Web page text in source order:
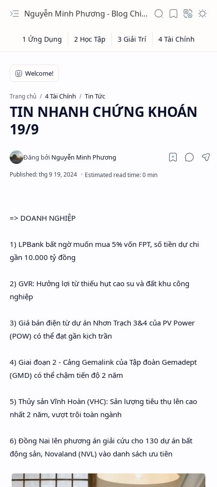
Nguyễn Minh Phương - Blog Chia sẻ Kiến thức Chứng khoán & Tài liệu Toán học
Hidden Menu
Trang chủ 4 Tài Chính Tin Tức
TIN NHANH CHỨNG KHOÁN
19/9
=> DOANH NGHIỆP
1) LPBank bất ngờ muốn mua 5% vốn FPT, số tiền dự chi
gần 10.000 tỷ đồng
2) GVR: Hưởng lợi từ thiếu hụt cao su và đất khu công
nghiệp
3) Giá bán điện từ dự án Nhơn Trạch 3&4 của PV Power
(POW) có thể đạt gần kịch trần
4) Giai đoạn 2 - Cảng Gemalink của Tập đoàn Gemadept
(GMD) có thể chậm tiến độ 2 năm
5) Thủy sản Vĩnh Hoàn (VHC): Sản lượng tiêu thụ lên cao
nhất 2 năm, vượt trội toàn ngành
6) Đồng Nai lên phương án giải cứu cho 130 dự án bất
động sản, Novaland (NVL) vào danh sách ưu tiên